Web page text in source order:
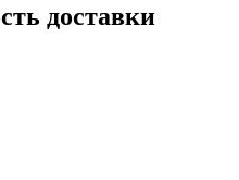
доставки